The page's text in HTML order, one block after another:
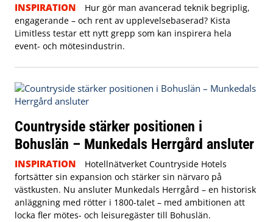
INSPIRATION
Hur gör man avancerad teknik begriplig,
engagerande – och rent av upplevelsebaserad? Kista
Limitless testar ett nytt grepp som kan inspirera hela
event- och mötesindustrin.
Countryside stärker positionen i
Bohuslän – Munkedals Herrgård ansluter
INSPIRATION
Hotellnätverket Countryside Hotels
fortsätter sin expansion och stärker sin närvaro på
västkusten. Nu ansluter Munkedals Herrgård – en historisk
anläggning med rötter i 1800-talet – med ambitionen att
locka fler mötes- och leisuregäster till Bohuslän.